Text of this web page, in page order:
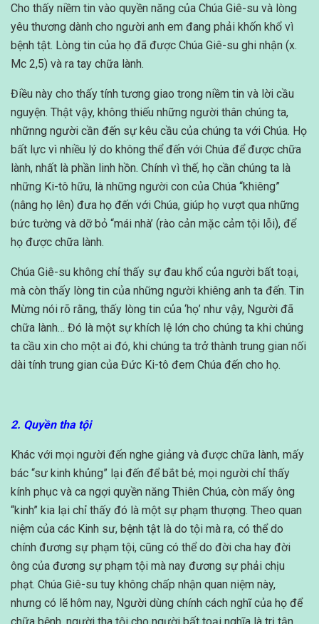
Cho thấy niềm tin vào quyền năng của Chúa Giê-su và lòng
yêu thương dành cho người anh em đang phải khốn khổ vì
bệnh tật. Lòng tin của họ đã được Chúa Giê-su ghi nhận (x.
Mc 2,5) và ra tay chữa lành.
Điều này cho thấy tính tương giao trong niềm tin và lời cầu
nguyện. Thật vậy, không thiếu những người thân chúng ta,
nhữnng người cần đến sự kêu cầu của chúng ta với Chúa. Họ
bất lực vì nhiều lý do không thể đến với Chúa để được chữa
lành, nhất là phần linh hồn. Chính vì thế, họ cần chúng ta là
những Ki-tô hữu, là những người con của Chúa “khiêng”
(nâng họ lên) đưa họ đến với Chúa, giúp họ vượt qua những
bức tường và dỡ bỏ “mái nhà’ (rào cản mặc cảm tội lỗi), để
họ được chữa lành.
Chúa Giê-su không chỉ thấy sự đau khổ của người bất toại,
mà còn thấy lòng tin của những người khiêng anh ta đến. Tin
Mừng nói rõ rằng, thấy lòng tin của ‘họ’ như vậy, Người đã
chữa lành… Đó là một sự khích lệ lớn cho chúng ta khi chúng
ta cầu xin cho một ai đó, khi chúng ta trở thành trung gian nối
dài tính trung gian của Đức Ki-tô đem Chúa đến cho họ.
2. Quyền tha tội
Khác với mọi người đến nghe giảng và được chữa lành, mấy
bác “sư kinh khủng” lại đến để bắt bẻ; mọi người chỉ thấy
kính phục và ca ngợi quyền năng Thiên Chúa, còn mấy ông
“kinh” kia lại chỉ thấy đó là một sự phạm thượng. Theo quan
niệm của các Kinh sư, bệnh tật là do tội mà ra, có thể do
chính đương sự phạm tội, cũng có thể do đời cha hay đời
ông của đương sự phạm tội mà nay đương sự phải chịu
phạt. Chúa Giê-su tuy không chấp nhận quan niệm này,
nhưng có lẽ hôm nay, Người dùng chính cách nghĩ của họ để